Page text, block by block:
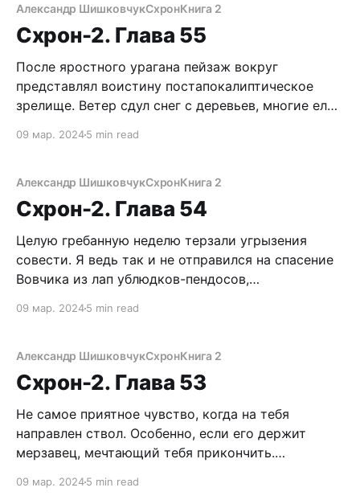
карельских лесах, вел учет поголовья животных.
Даже Третья Мировая обошла стороной деда,
зато сам он отправил
Александр ШишковчукСхронКнига 2
Схрон-2. Глава 55
После яростного урагана пейзаж вокруг
представлял воистину постапокалиптическое
зрелище. Ветер сдул снег с деревьев, многие елки
мачтами. Еще больше повалило или выдрало с
затрудняет движение. Одно радует –
безжалостная стихия стерла все следы, которые
я натоптал в окрестностях Схрона.
09 мар. 20245 min read
Александр ШишковчукСхронКнига 2
Схрон-2. Глава 54
Целую гребанную неделю терзали угрызения
совести. Я ведь так и не отправился на спасение
Вовчика из лап ублюдков-пендосов,
отправят ли на арену? Продержится ли десантура
маньяков во славу бога Жести? Приходилось
мучиться этими вопросами, потому что Лена
09 мар. 20245 min read
Александр ШишковчукСхронКнига 2
Схрон-2. Глава 53
Не самое приятное чувство, когда на тебя
направлен ствол. Особенно, если его держит
мерзавец, мечтающий тебя прикончить.
мускулатура напрягается в бесполезной надежде
09 мар. 20245 min read